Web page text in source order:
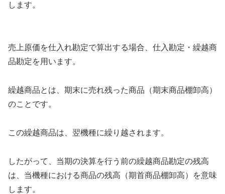
します。
売上原価を仕入れ勘定で算出する場合、仕入勘定・繰越商
品勘定を用います。
繰越商品とは、期末に売れ残った商品（期末商品棚卸高）
のことです。
この繰越商品は、翌機種に繰り越されます。
したがって、当期の決算を行う前の繰越商品勘定の残高
は、当機種における商品の残高（期首商品棚卸高）を意味
します。